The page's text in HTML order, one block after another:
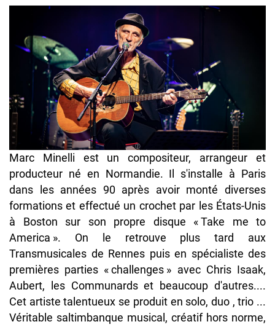
Marc Minelli est un compositeur, arrangeur et
producteur né en Normandie. Il s'installe à Paris
dans les années 90 après avoir monté diverses
formations et effectué un crochet par les États-Unis
à Boston sur son propre disque « Take me to
America ». On le retrouve plus tard aux
Transmusicales de Rennes puis en spécialiste des
premières parties « challenges » avec Chris Isaak,
Aubert, les Communards et beaucoup d'autres....
Cet artiste talentueux se produit en solo, duo , trio ...
Véritable saltimbanque musical, créatif hors norme,